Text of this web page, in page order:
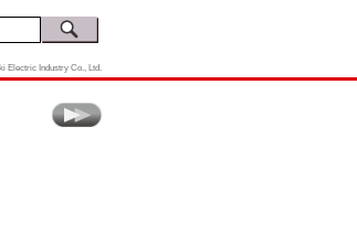
Electric Industry Co., Ltd.